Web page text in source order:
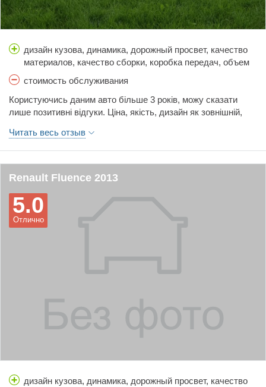
дизайн кузова, динамика, дорожный просвет, качество
материалов, качество сборки, коробка передач, объем
багажника, простор салона, расход топлива, тормоза,
управляемость, цена, шумоизоляция
стоимость обслуживания
Користуючись даним авто більше 3 років, можу сказати
лише позитивні відгуки. Ціна, якість, дизайн як зовнішній,
Читать весь отзыв
Renault Fluence 2013
Отлично
5.0
дизайн кузова, динамика, дорожный просвет, качество